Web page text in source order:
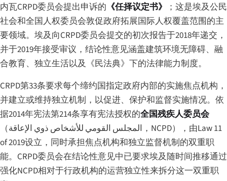
内瓦CRPD委员会提出申诉的 《任择议定书》
；这是埃及公民
社会和全国人权委员会敦促政府拓展国际人权覆盖范围的主
要领域。埃及向CRPD委员会提交的初次报告于2018年递交，
并于2019年接受审议，结论性意见涵盖建筑环境无障碍、融
合教育、独立生活以及《民法典》下的法律能力制度。
CRPD第33条要求每个缔约国指定政府内部的实施焦点机构，
并建立或维持独立机制，以促进、保护和监督实施情况。依
据2014年宪法第214条享有宪法授权的全国残疾人委员会
（المجلس القومي للأشخاص ذوي الإعاقة ，NCPD），由Law 11
of 2019设立，同时承担焦点机构和独立监督机制的双重职
能。CRPD委员会在结论性意见中已要求埃及随时间推移通过
强化NCPD相对于行政机构的运营独立性来拆分这一双重职